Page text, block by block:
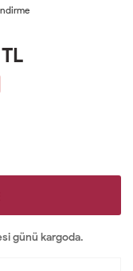
günü kargoda.